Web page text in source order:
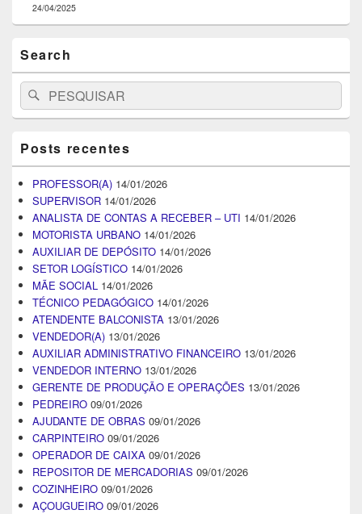
24/04/2025
Search
Search
for:
Pesquisar
Posts recentes
PROFESSOR(A) 14/01/2026
SUPERVISOR 14/01/2026
ANALISTA DE CONTAS A RECEBER – UTI 14/01/2026
MOTORISTA URBANO 14/01/2026
AUXILIAR DE DEPÓSITO 14/01/2026
SETOR LOGÍSTICO 14/01/2026
MÃE SOCIAL 14/01/2026
TÉCNICO PEDAGÓGICO 14/01/2026
ATENDENTE BALCONISTA 13/01/2026
VENDEDOR(A) 13/01/2026
AUXILIAR ADMINISTRATIVO FINANCEIRO 13/01/2026
VENDEDOR INTERNO 13/01/2026
GERENTE DE PRODUÇÃO E OPERAÇÕES 13/01/2026
PEDREIRO 09/01/2026
AJUDANTE DE OBRAS 09/01/2026
CARPINTEIRO 09/01/2026
OPERADOR DE CAIXA 09/01/2026
REPOSITOR DE MERCADORIAS 09/01/2026
COZINHEIRO 09/01/2026
AÇOUGUEIRO 09/01/2026